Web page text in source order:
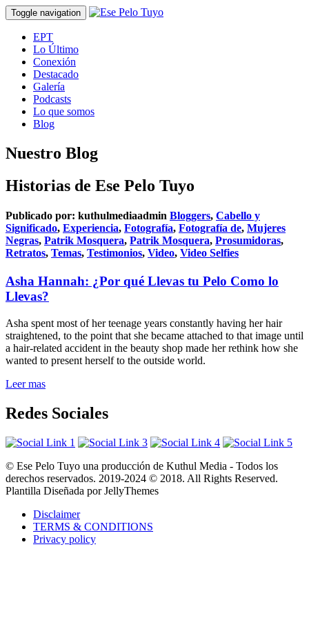
Toggle navigation
EPT
Lo Último
Conexión
Destacado
Galería
Podcasts
Lo que somos
Blog
Nuestro Blog
Historias de Ese Pelo Tuyo
Publicado por: kuthulmediaadmin Bloggers, Cabello y
Significado, Experiencia, Fotografía, Fotografía de, Mujeres
Negras, Patrik Mosquera, Patrik Mosquera, Prosumidoras,
Retratos, Temas, Testimonios, Video, Video Selfies
Asha Hannah: ¿Por qué Llevas tu Pelo Como lo
Llevas?
Asha spent most of her teenage years constantly having her hair
straightened, to the point that she became attached to that image until
a hair-related accident in the beauty shop made her rethink how she
wanted to present herself to the outside world.
Leer mas
Redes Sociales
© Ese Pelo Tuyo una producción de Kuthul Media - Todos los
derechos reservados. 2019-2024 © 2018. All Rights Reserved.
Plantilla Diseñada por JellyThemes
Disclaimer
TERMS & CONDITIONS
Privacy policy